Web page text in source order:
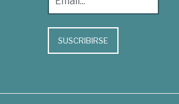
SUSCRIBIRSE